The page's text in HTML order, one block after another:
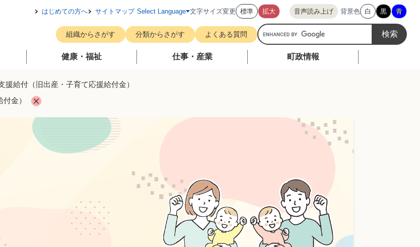
メニューを飛ばして本文へ
はじめての方へ サイトマップ Select Language 文字サイズ変更 標準 拡大 音声読み上げ 背景色 白 黒 青
組織からさがす 分類からさがす よくある質問
G
o
健康・福祉 仕事・産業 町政情報
援給付（旧出産・子育て応援給付金）
金）